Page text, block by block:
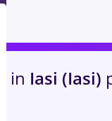
in Iasi (Iasi)